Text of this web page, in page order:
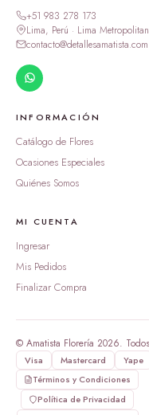
S/ 69.00
dulzura en burbuja
Tesoro de Rosas y
S/ 269.00
+51 983 278 173
Lima, Perú · Lima
contacto@detallesamatista.com
INFORMACIÓN
Catálogo de Flores
Ocasiones Especiales
Quiénes Somos
MI CUENTA
Ingresar
Mis Pedidos
Finalizar Compra
© Amatista Florería 2026.
Visa Mastercard Yape
Términos y Condiciones
Política de Privacidad